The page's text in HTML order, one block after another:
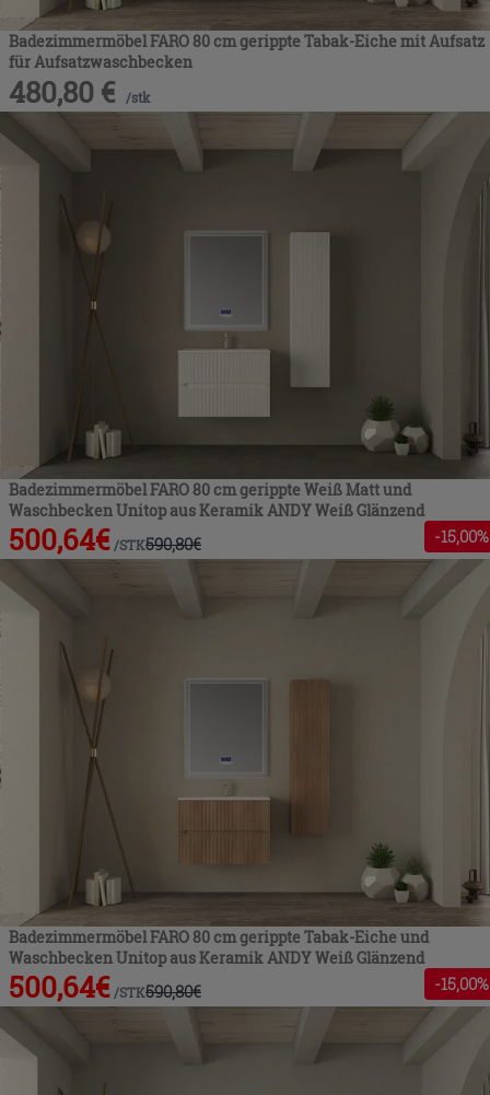
Badezimmermöbel FARO 80 cm gerippte Tabak-Eiche mit Aufsatz
für Aufsatzwaschbecken
480,80 € /stk
Badezimmermöbel FARO 80 cm gerippte Weiß Matt und
Waschbecken Unitop aus Keramik ANDY Weiß Glänzend
500,64€ /STK590,80€ -15,00%
Badezimmermöbel FARO 80 cm gerippte Tabak-Eiche und
Waschbecken Unitop aus Keramik ANDY Weiß Glänzend
500,64€ /STK590,80€ -15,00%